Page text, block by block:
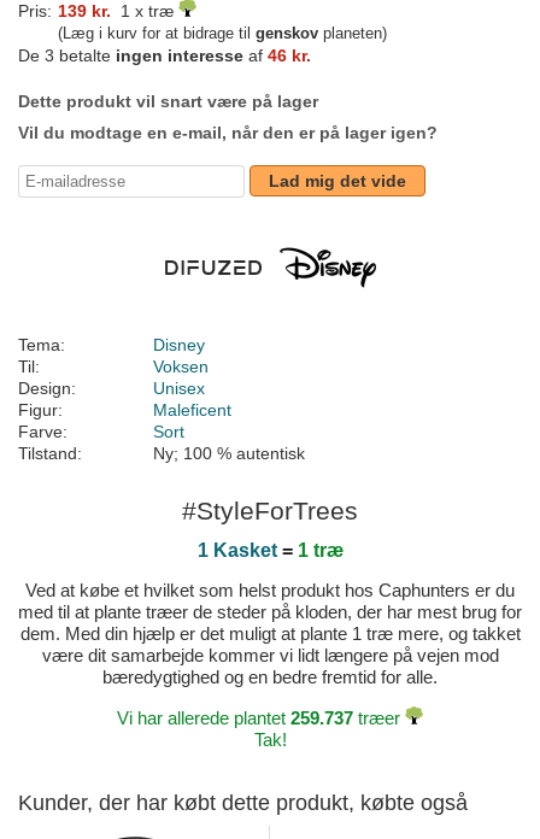
Pris: 139 kr. 1 x træ
(Læg i kurv for at bidrage til genskov planeten)
De 3 betalte ingen interesse af 46 kr.
Dette produkt vil snart være på lager
Vil du modtage en e-mail, når den er på lager igen?
Lad mig det vide
Tema:
Disney
Til:
Voksen
Design:
Unisex
Figur:
Maleficent
Farve:
Sort
Tilstand:
Ny; 100 % autentisk
#StyleForTrees
1 Kasket= 1 træ
Ved at købe et hvilket som helst produkt hos Caphunters er du
med til at plante træer de steder på kloden, der har mest brug for
dem. Med din hjælp er det muligt at plante 1 træ mere, og takket
være dit samarbejde kommer vi lidt længere på vejen mod
bæredygtighed og en bedre fremtid for alle.
Vi har allerede plantet 259.737 træer
Tak!
Kunder, der har købt dette produkt, købte også